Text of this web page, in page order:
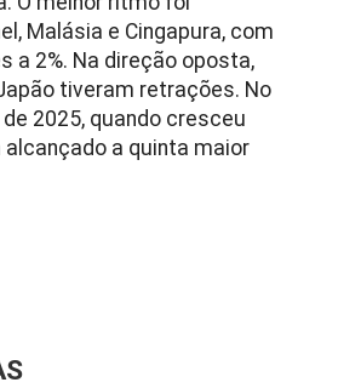
Malásia e Cingapura, com
a 2%. Na direção oposta,
tiveram retrações. No
2025, quando cresceu
alcançado a quinta maior